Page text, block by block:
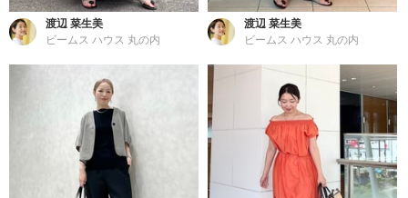
渡辺 菜生美
ビームス ハウス 丸の内
渡辺 菜生美
ビームス ハウス 丸の内